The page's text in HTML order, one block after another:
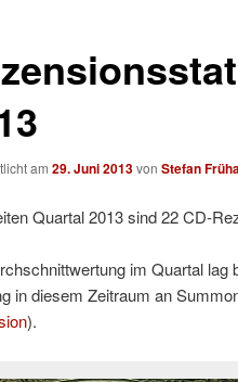
am 29. Juni 2013von Stefan
Quartal 2013 sind 22 CD-
im Quartal lag
in diesem Zeitraum an
).